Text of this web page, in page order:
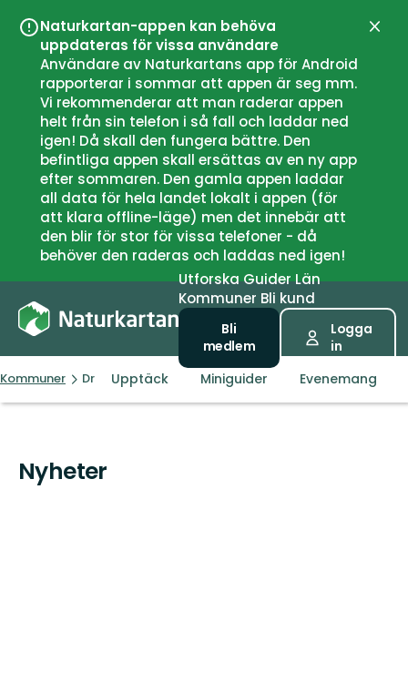
Naturkartan-appen kan behöva
uppdateras för vissa användare
Användare av Naturkartans app för Android
rapporterar i sommar att appen är seg mm.
Vi rekommenderar att man raderar appen
helt från sin telefon i så fall och laddar ned
igen! Då skall den fungera bättre. Den
befintliga appen skall ersättas av en ny app
efter sommaren. Den gamla appen laddar
all data för hela landet lokalt i appen (för
att klara offline-läge) men det innebär att
den blir för stor för vissa telefoner - då
behöver den raderas och laddas ned igen!
UtforskaGuiderLän
Kommuner Bli kund
Bli
medlem
Logga
in
Kommuner DrammenUpptäck Miniguider Evenemang
Nyheter